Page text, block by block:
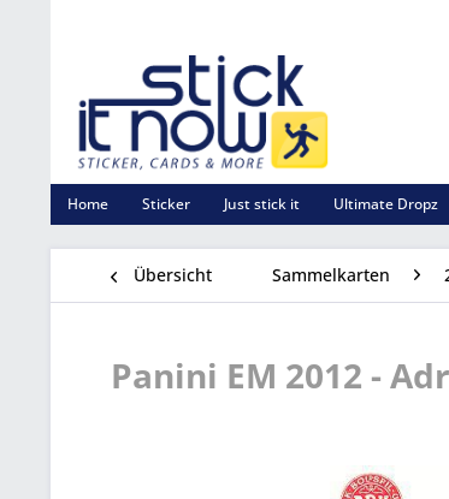
Home Sticker Just stick it Ultimate Dropz
Übersicht Sammelkarten
Panini EM 2012 -